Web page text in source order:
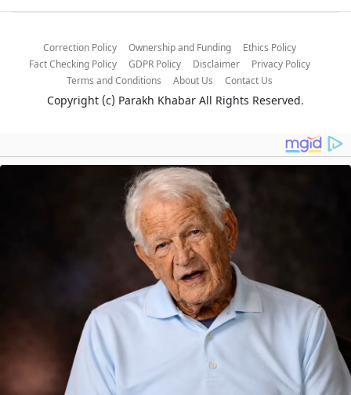
Correction Policy Ownership and Funding
Ethics Policy
Fact Checking Policy
GDPR Policy Disclaimer
Privacy Policy
Terms and Conditions
About Us Contact Us
Copyright (c) Parakh Khabar All Rights Reserved.